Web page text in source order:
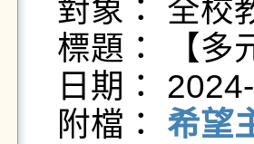
對象： 全校
標題： 【多
日期： 2024-
附檔： 希望